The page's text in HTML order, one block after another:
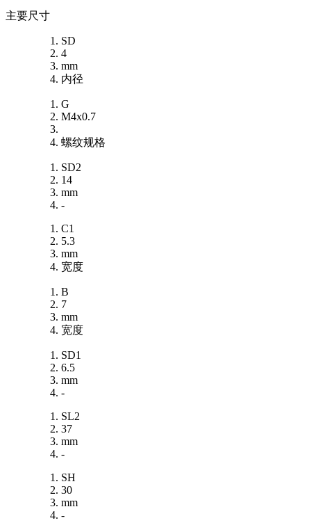
主要尺寸
SD
4
mm
内径
G
M4x0.7
螺纹规格
SD2
14
mm
-
C1
5.3
mm
宽度
B
7
mm
宽度
SD1
6.5
mm
-
SL2
37
mm
-
SH
30
mm
-